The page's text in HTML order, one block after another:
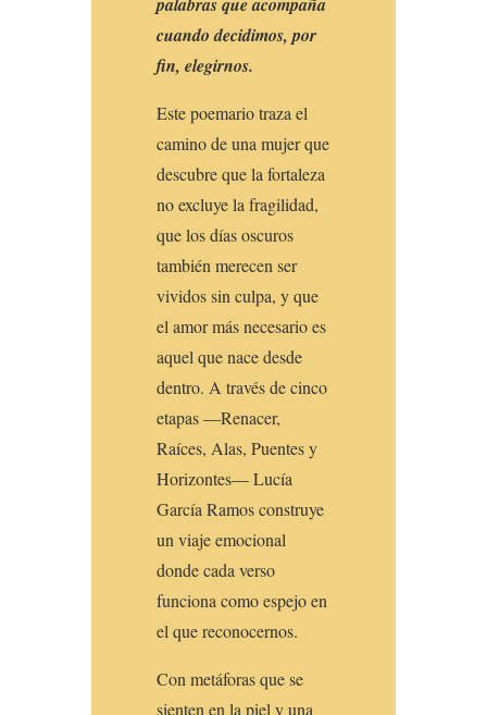
cuando decidimos, por
fin, elegirnos.
Este poemario traza el
camino de una mujer que
descubre que la fortaleza
no excluye la fragilidad,
que los días oscuros
también merecen ser
vividos sin culpa, y que
el amor más necesario es
aquel que nace desde
dentro. A través de cinco
etapas —Renacer,
Raíces, Alas, Puentes y
Horizontes— Lucía
García Ramos construye
un viaje emocional
donde cada verso
funciona como espejo en
el que reconocernos.
Con metáforas que se
sienten en la piel y una